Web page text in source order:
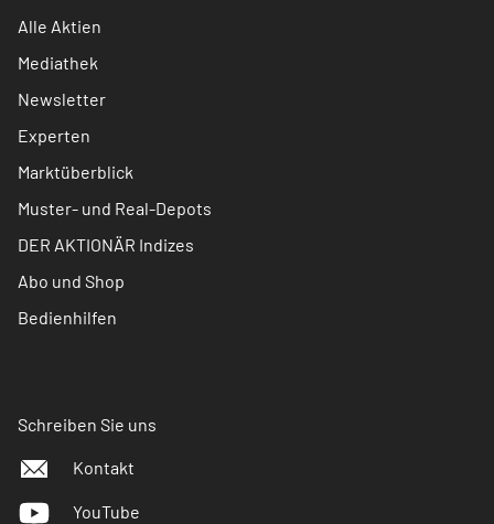
Alle Aktien
Mediathek
Newsletter
Experten
Marktüberblick
Muster- und Real-Depots
DER AKTIONÄR Indizes
Abo und Shop
Bedienhilfen
Schreiben Sie uns
Kontakt
YouTube